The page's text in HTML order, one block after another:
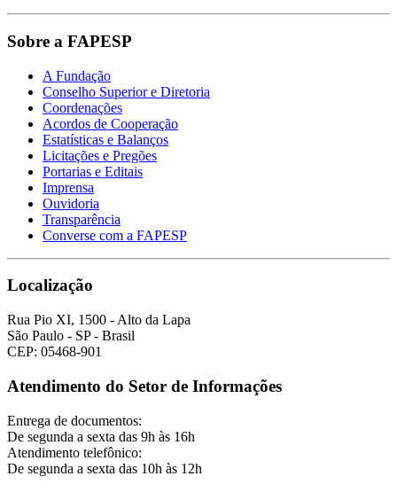
Sobre a FAPESP
A Fundação
Conselho Superior e Diretoria
Coordenações
Acordos de Cooperação
Estatísticas e Balanços
Licitações e Pregões
Portarias e Editais
Imprensa
Ouvidoria
Transparência
Converse com a FAPESP
Localização
Rua Pio XI, 1500 - Alto da Lapa
São Paulo - SP - Brasil
CEP: 05468-901
Atendimento do Setor de Informações
Entrega de documentos:
De segunda a sexta das 9h às 16h
Atendimento telefônico:
De segunda a sexta das 10h às 12h